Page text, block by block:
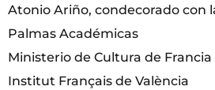
Atonio Ariño, condecorado con
Palmas Académicas
Ministerio de Cultura de Francia
Institut Français de València